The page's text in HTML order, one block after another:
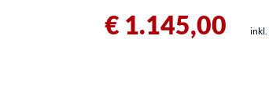
€ 1.145,00 inkl.